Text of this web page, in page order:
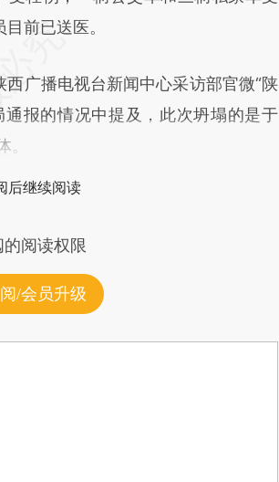
前已送医。
播电视台新闻中心采访部官微“陕
报的情况中提及，此次坍塌的是于
后继续阅读
阅读权限
/会员升级